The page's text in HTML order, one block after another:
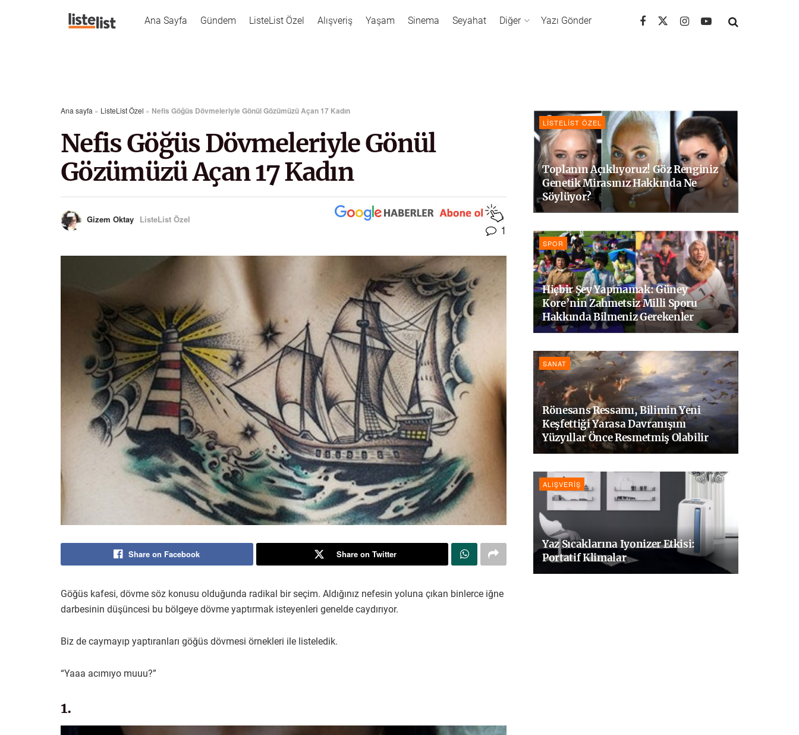
Ana Sayfa Gündem ListeList Özel Alışveriş Yaşam Sinema Seyahat Diğer Yazı Gönder
Ana sayfa » ListeList Özel » Nefis Göğüs Dövmeleriyle Gönül Gözümüzü Açan 17 Kadın
Nefis Göğüs Dövmeleriyle Gönül
Gözümüzü Açan 17 Kadın
Gizem Oktay ListeList Özel
1
Share on Facebook Share on Twitter
Göğüs kafesi, dövme söz konusu olduğunda radikal bir seçim. Aldığınız nefesin yoluna çıkan binlerce iğne
darbesinin düşüncesi bu bölgeye dövme yaptırmak isteyenleri genelde caydırıyor.
Biz de caymayıp yaptıranları göğüs dövmesi örnekleri ile listeledik.
“Yaaa acımıyo muuu?”
1.
LISTELIST ÖZEL
Toplanın Açıklıyoruz! Göz Renginiz
Genetik Mirasınız Hakkında Ne
Söylüyor?
SPOR
Hiçbir Şey Yapmamak: Güney
Kore’nin Zahmetsiz Milli Sporu
Hakkında Bilmeniz Gerekenler
SANAT
Rönesans Ressamı, Bilimin Yeni
Keşfettiği Yarasa Davranışını
Yüzyıllar Önce Resmetmiş Olabilir
ALIŞVERIŞ
Yaz Sıcaklarına Iyonizer Etkisi:
Portatif Klimalar